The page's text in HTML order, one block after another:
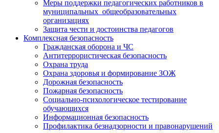
Меры поддержки педагогических работников в
муниципальных общеобразовательных
организациях
Защита чести и достоинства педагогов
Комплексная безопасность
Гражданская оборона и ЧС
Антитеррористическая безопасность
Охрана труда
Охрана здоровья и формирование ЗОЖ
Дорожная безопасность
Пожарная безопасность
Социально-психологическое тестирование
обучающихся
Информационная безопасность
Профилактика безнадзорности и правонарушений